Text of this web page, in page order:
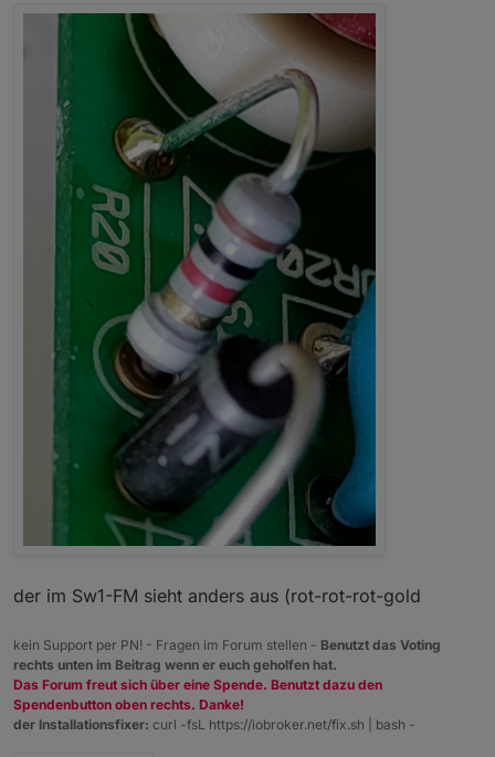
Bild des intakten SI-R machen?
der im Sw1-FM sieht anders aus (rot-rot-rot-gold
kein Support per PN! - Fragen im Forum stellen - Benutzt das Voting
rechts unten im Beitrag wenn er euch geholfen hat.
Das Forum freut sich über eine Spende. Benutzt dazu den
Spendenbutton oben rechts. Danke!
der Installationsfixer: curl -fsL https://iobroker.net/fix.sh | bash -